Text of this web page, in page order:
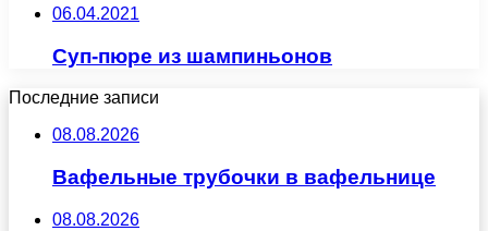
06.04.2021
Суп-пюре из шампиньонов
Последние записи
08.08.2026
Вафельные трубочки в вафельнице
08.08.2026